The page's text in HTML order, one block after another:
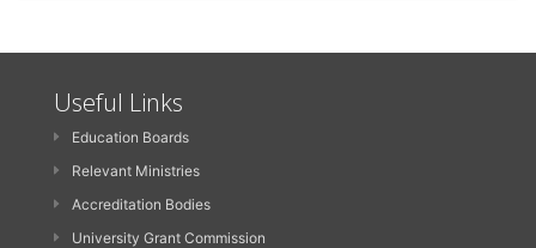
Useful Links
Education Boards
Relevant Ministries
Accreditation Bodies
University Grant Commission